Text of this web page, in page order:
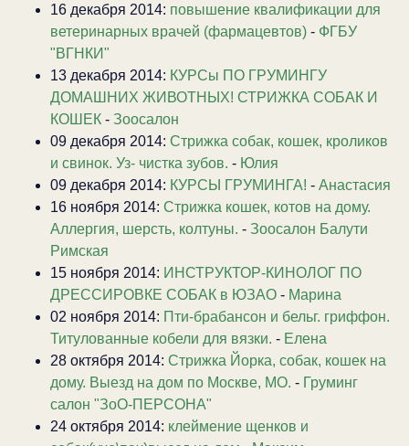
16 декабря 2014: повышение квалификации для
ветеринарных врачей (фармацевтов) - ФГБУ
"ВГНКИ"
13 декабря 2014: КУРСы ПО ГРУМИНГУ
ДОМАШНИХ ЖИВОТНЫХ! СТРИЖКА СОБАК И
КОШЕК - Зоосалон
09 декабря 2014: Стрижка собак, кошек, кроликов
и свинок. Уз- чистка зубов. - Юлия
09 декабря 2014: КУРСЫ ГРУМИНГА! - Анастасия
16 ноября 2014: Стрижка кошек, котов на дому.
Аллергия, шерсть, колтуны. - Зоосалон Балути
Римская
15 ноября 2014: ИНСТРУКТОР-КИНОЛОГ ПО
ДРЕССИРОВКЕ СОБАК в ЮЗАО - Марина
02 ноября 2014: Пти-брабансон и бельг. гриффон.
Титулованные кобели для вязки. - Елена
28 октября 2014: Стрижка Йорка, собак, кошек на
дому. Выезд на дом по Москве, МО. - Груминг
салон "ЗоО-ПЕРСОНА"
24 октября 2014: клеймение щенков и